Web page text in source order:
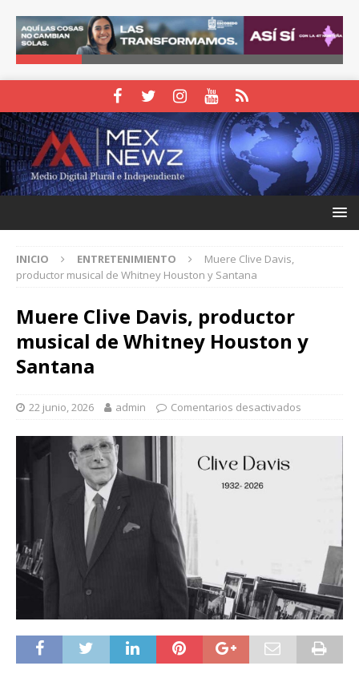
INICIO ENTRETENIMIENTO
Muere Clive Davis,
productor musical de Whitney Houston y Santana
Muere Clive Davis, productor
musical de Whitney Houston y
Santana
22 junio, 2026 admin Comentarios desactivados